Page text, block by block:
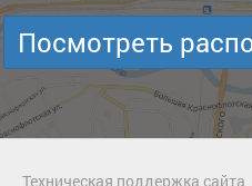
Посмотреть
Техническая поддержка сайта